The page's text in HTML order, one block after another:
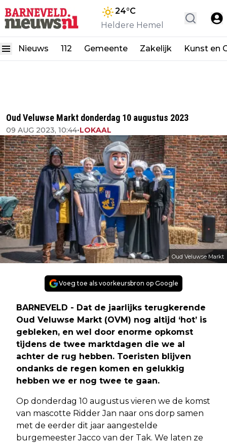
24°C
Heldere Hemel
Nieuws 112 Gemeente Zakelijk Kunst en
Oud Veluwse Markt donderdag 10 augustus 2023
09 AUG 2023, 10:44•LOKAAL
Oud Veluwse Markt
Voeg toe als voorkeursbron op Google
BARNEVELD - Dat de jaarlijks terugkerende
Oud Veluwse Markt (OVM) nog altijd ‘hot’ is
gebleken, en wel door enorme opkomst
tijdens de twee marktdagen die we al
achter de rug hebben. Toeristen blijven
ondanks de regen komen en gelukkig
hebben we er nog twee te gaan.
Op donderdag 10 augustus vieren we de komst
van mascotte Ridder Jan naar ons dorp samen
met de eerder dit jaar aangestelde
burgemeester Jacco van der Tak. We laten ze